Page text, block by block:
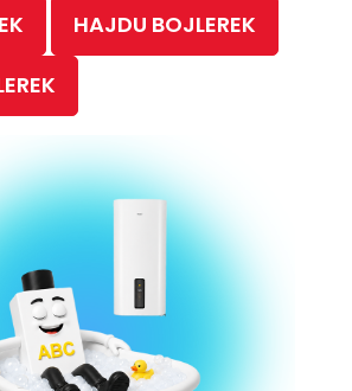
HAJDU BOJLEREK